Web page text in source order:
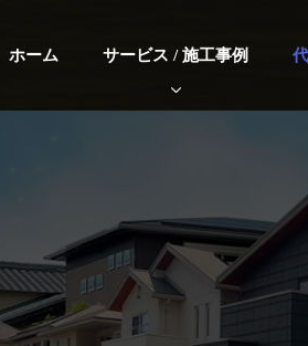
ホーム サービス / 施工事例